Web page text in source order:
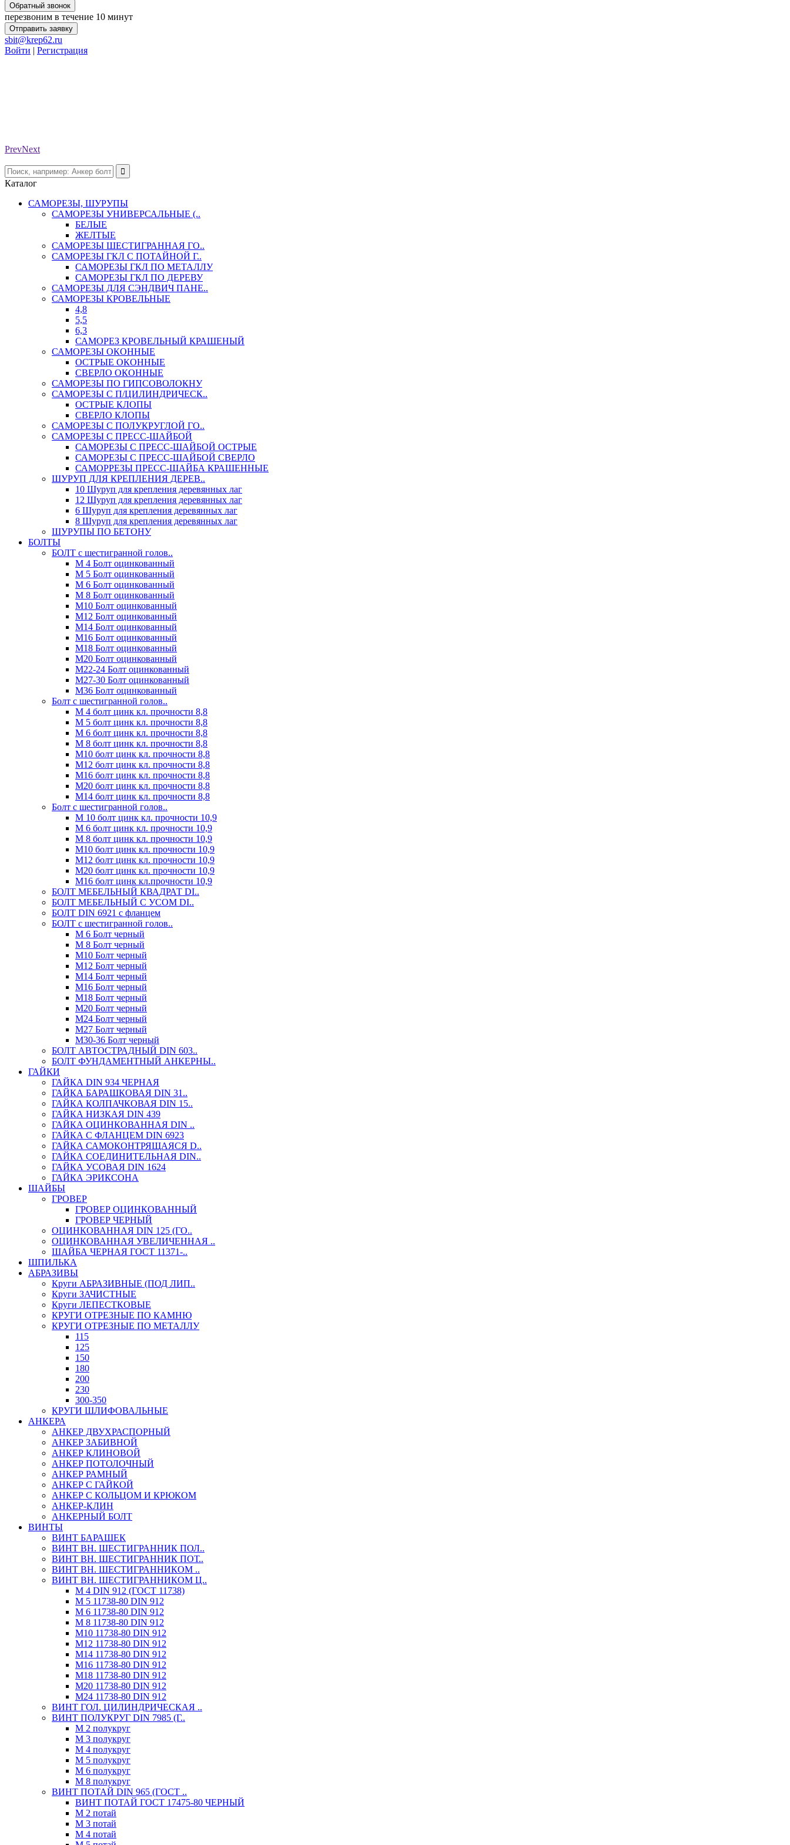
Обратный звонок
перезвоним в течение 10 минут
Отправить заявку
sbit@krep62.ru
Войти | Регистрация
PrevNext
Каталог
САМОРЕЗЫ, ШУРУПЫ
САМОРЕЗЫ УНИВЕРСАЛЬНЫЕ (..
БЕЛЫЕ
ЖЕЛТЫЕ
САМОРЕЗЫ ШЕСТИГРАННАЯ ГО..
САМОРЕЗЫ ГКЛ С ПОТАЙНОЙ Г..
САМОРЕЗЫ ГКЛ ПО МЕТАЛЛУ
САМОРЕЗЫ ГКЛ ПО ДЕРЕВУ
САМОРЕЗЫ ДЛЯ СЭНДВИЧ ПАНЕ..
САМОРЕЗЫ КРОВЕЛЬНЫЕ
4,8
5,5
6,3
САМОРЕЗ КРОВЕЛЬНЫЙ КРАШЕНЫЙ
САМОРЕЗЫ ОКОННЫЕ
ОСТРЫЕ ОКОННЫЕ
СВЕРЛО ОКОННЫЕ
САМОРЕЗЫ ПО ГИПСОВОЛОКНУ
САМОРЕЗЫ С П/ЦИЛИНДРИЧЕСК..
ОСТРЫЕ КЛОПЫ
СВЕРЛО КЛОПЫ
САМОРЕЗЫ С ПОЛУКРУГЛОЙ ГО..
САМОРЕЗЫ С ПРЕСС-ШАЙБОЙ
САМОРЕЗЫ С ПРЕСС-ШАЙБОЙ ОСТРЫЕ
САМОРЕЗЫ С ПРЕСС-ШАЙБОЙ СВЕРЛО
САМОРРЕЗЫ ПРЕСС-ШАЙБА КРАШЕННЫЕ
ШУРУП ДЛЯ КРЕПЛЕНИЯ ДЕРЕВ..
10 Шуруп для крепления деревянных лаг
12 Шуруп для крепления деревянных лаг
6 Шуруп для крепления деревянных лаг
8 Шуруп для крепления деревянных лаг
ШУРУПЫ ПО БЕТОНУ
БОЛТЫ
БОЛТ с шестигранной голов..
М 4 Болт оцинкованный
М 5 Болт оцинкованный
М 6 Болт оцинкованный
М 8 Болт оцинкованный
М10 Болт оцинкованный
М12 Болт оцинкованный
М14 Болт оцинкованный
М16 Болт оцинкованный
М18 Болт оцинкованный
М20 Болт оцинкованный
М22-24 Болт оцинкованный
М27-30 Болт оцинкованный
М36 Болт оцинкованный
Болт с шестигранной голов..
М 4 болт цинк кл. прочности 8,8
М 5 болт цинк кл. прочности 8,8
М 6 болт цинк кл. прочности 8,8
М 8 болт цинк кл. прочности 8,8
М10 болт цинк кл. прочности 8,8
М12 болт цинк кл. прочности 8,8
М16 болт цинк кл. прочности 8,8
М20 болт цинк кл. прочности 8,8
М14 болт цинк кл. прочности 8,8
Болт с шестигранной голов..
М 10 болт цинк кл. прочности 10,9
М 6 болт цинк кл. прочности 10,9
М 8 болт цинк кл. прочности 10,9
М10 болт цинк кл. прочности 10,9
М12 болт цинк кл. прочности 10,9
М20 болт цинк кл. прочности 10,9
М16 болт цинк кл.прочности 10,9
БОЛТ МЕБЕЛЬНЫЙ КВАДРАТ DI..
БОЛТ МЕБЕЛЬНЫЙ С УСОМ DI..
БОЛТ DIN 6921 c фланцем
БОЛТ с шестигранной голов..
М 6 Болт черный
М 8 Болт черный
М10 Болт черный
М12 Болт черный
М14 Болт черный
М16 Болт черный
М18 Болт черный
М20 Болт черный
М24 Болт черный
М27 Болт черный
М30-36 Болт черный
БОЛТ АВТОСТРАДНЫЙ DIN 603..
БОЛТ ФУНДАМЕНТНЫЙ АНКЕРНЫ..
ГАЙКИ
ГАЙКА DIN 934 ЧЕРНАЯ
ГАЙКА БАРАШКОВАЯ DIN 31..
ГАЙКА КОЛПАЧКОВАЯ DIN 15..
ГАЙКА НИЗКАЯ DIN 439
ГАЙКА ОЦИНКОВАННАЯ DIN ..
ГАЙКА С ФЛАНЦЕМ DIN 6923
ГАЙКА САМОКОНТРЯЩАЯСЯ D..
ГАЙКА СОЕДИНИТЕЛЬНАЯ DIN..
ГАЙКА УСОВАЯ DIN 1624
ГАЙКА ЭРИКСОНА
ШАЙБЫ
ГРОВЕР
ГРОВЕР ОЦИНКОВАННЫЙ
ГРОВЕР ЧЕРНЫЙ
ОЦИНКОВАННАЯ DIN 125 (ГО..
ОЦИНКОВАННАЯ УВЕЛИЧЕННАЯ ..
ШАЙБА ЧЕРНАЯ ГОСТ 11371-..
ШПИЛЬКА
АБРАЗИВЫ
Круги АБРАЗИВНЫЕ (ПОД ЛИП..
Круги ЗАЧИСТНЫЕ
Круги ЛЕПЕСТКОВЫЕ
КРУГИ ОТРЕЗНЫЕ ПО КАМНЮ
КРУГИ ОТРЕЗНЫЕ ПО МЕТАЛЛУ
115
125
150
180
200
230
300-350
КРУГИ ШЛИФОВАЛЬНЫЕ
АНКЕРА
АНКЕР ДВУХРАСПОРНЫЙ
АНКЕР ЗАБИВНОЙ
АНКЕР КЛИНОВОЙ
АНКЕР ПОТОЛОЧНЫЙ
АНКЕР РАМНЫЙ
АНКЕР С ГАЙКОЙ
АНКЕР С КОЛЬЦОМ И КРЮКОМ
АНКЕР-КЛИН
АНКЕРНЫЙ БОЛТ
ВИНТЫ
ВИНТ БАРАШЕК
ВИНТ ВН. ШЕСТИГРАННИК ПОЛ..
ВИНТ ВН. ШЕСТИГРАННИК ПОТ..
ВИНТ ВН. ШЕСТИГРАННИКОМ ..
ВИНТ ВН. ШЕСТИГРАННИКОМ Ц..
М 4 DIN 912 (ГОСТ 11738)
М 5 11738-80 DIN 912
М 6 11738-80 DIN 912
М 8 11738-80 DIN 912
М10 11738-80 DIN 912
М12 11738-80 DIN 912
М14 11738-80 DIN 912
М16 11738-80 DIN 912
М18 11738-80 DIN 912
М20 11738-80 DIN 912
М24 11738-80 DIN 912
ВИНТ ГОЛ. ЦИЛИНДРИЧЕСКАЯ ..
ВИНТ ПОЛУКРУГ DIN 7985 (Г..
М 2 полукруг
М 3 полукруг
М 4 полукруг
М 5 полукруг
М 6 полукруг
М 8 полукруг
ВИНТ ПОТАЙ DIN 965 (ГОСТ ..
ВИНТ ПОТАЙ ГОСТ 17475-80 ЧЕРНЫЙ
М 2 потай
М 3 потай
М 4 потай